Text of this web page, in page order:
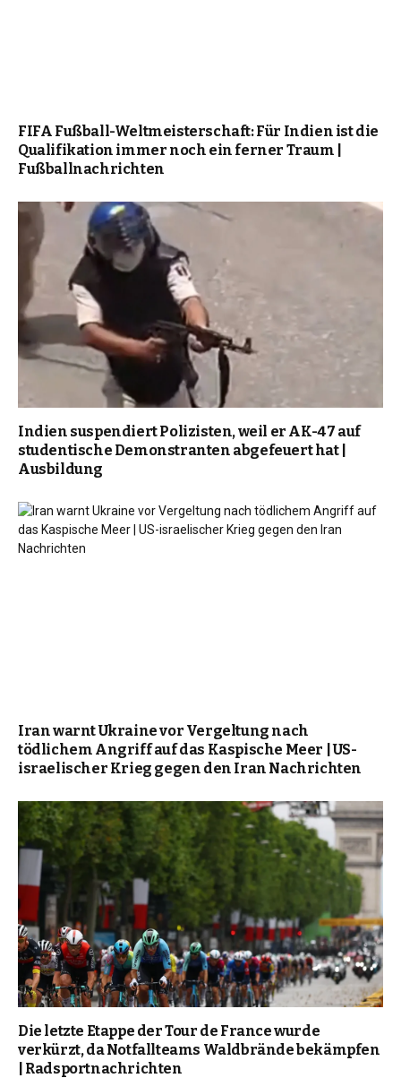
FIFA Fußball-Weltmeisterschaft: Für Indien ist die
Qualifikation immer noch ein ferner Traum |
Fußballnachrichten
Indien suspendiert Polizisten, weil er AK-47 auf
studentische Demonstranten abgefeuert hat |
Ausbildung
Iran warnt Ukraine vor Vergeltung nach
tödlichem Angriff auf das Kaspische Meer | US-
israelischer Krieg gegen den Iran Nachrichten
Die letzte Etappe der Tour de France wurde
verkürzt, da Notfallteams Waldbrände bekämpfen
| Radsportnachrichten